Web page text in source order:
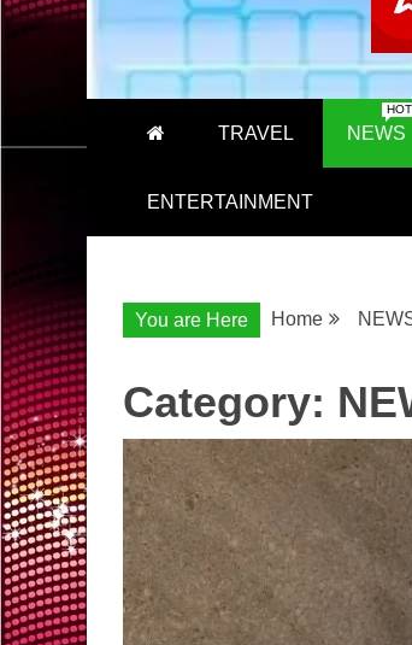
TRAVEL NEWS
HOT
ENTERTAINMENT
You are Here Home
Category: